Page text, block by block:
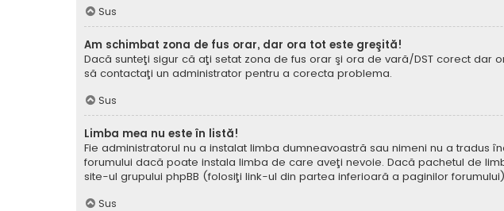
Sus
Am schimbat zona de fus orar, dar ora tot este greşită!
Dacă sunteţi sigur că aţi setat zona de fus orar şi ora de vară/DST corect
să contactaţi un administrator pentru a corecta problema.
Sus
Limba mea nu este în listă!
Fie administratorul nu a instalat limba dumneavoastră sau nimeni nu a
forumului dacă poate instala limba de care aveţi nevoie. Dacă pachetul de
site-ul grupului phpBB (folosiţi link-ul din partea inferioară a paginilor forumului)
Sus